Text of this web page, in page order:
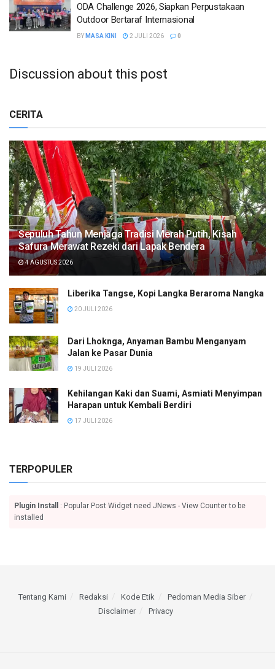
ODA Challenge 2026, Siapkan Perpustakaan
Outdoor Bertaraf Internasional
BY MASA KINI 2 JULI 2026 0
Discussion about this post
CERITA
Sepuluh Tahun Menjaga Tradisi Merah Putih, Kisah
Safura Merawat Rezeki dari Lapak Bendera
4 AGUSTUS 2026
Liberika Tangse, Kopi Langka Beraroma Nangka
20 JULI 2026
Dari Lhoknga, Anyaman Bambu Menganyam
Jalan ke Pasar Dunia
19 JULI 2026
Kehilangan Kaki dan Suami, Asmiati Menyimpan
Harapan untuk Kembali Berdiri
17 JULI 2026
TERPOPULER
Plugin Install
: Popular Post Widget need JNews - View Counter to be
installed
Tentang Kami Redaksi Kode Etik
Pedoman Media Siber
Disclaimer
Privacy